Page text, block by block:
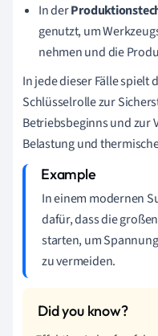
In der
genutzt, um
nehmen und die
In jede dieser Fälle spielt
Schlüsselrolle zur
Betriebsbeginns und zur
Belastung und
In einem modernen
dafür, dass die
starten, um
zu vermeiden.